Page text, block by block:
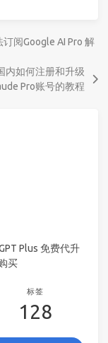
阅Google AI Pro 解
内如何注册和升级
Pro账号的教程
Plus 免费代升
买
标签
128